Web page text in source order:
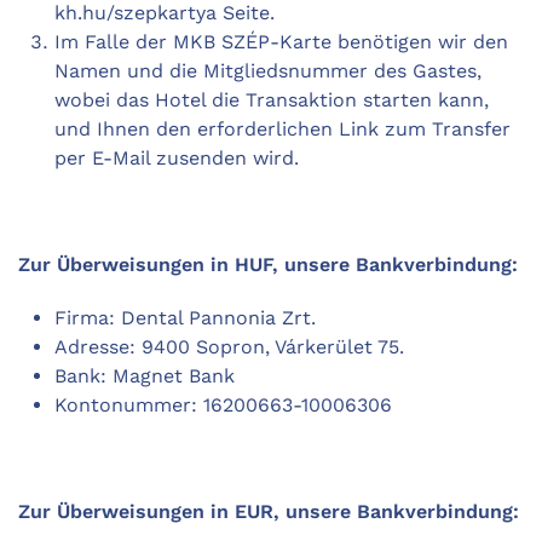
kh.hu/szepkartya Seite.
Im Falle der MKB SZÉP-Karte benötigen wir den
Namen und die Mitgliedsnummer des Gastes,
wobei das Hotel die Transaktion starten kann,
und Ihnen den erforderlichen Link zum Transfer
per E-Mail zusenden wird.
Zur Überweisungen in HUF, unsere Bankverbindung:
Firma: Dental Pannonia Zrt.
Adresse: 9400 Sopron, Várkerület 75.
Bank: Magnet Bank
Kontonummer: 16200663-10006306
Zur Überweisungen in EUR, unsere Bankverbindung: